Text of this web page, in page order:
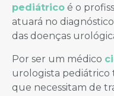
pediátrico é o
atuará no
das doenças
Por ser um médico
urologista pediátrico
que necessitam de